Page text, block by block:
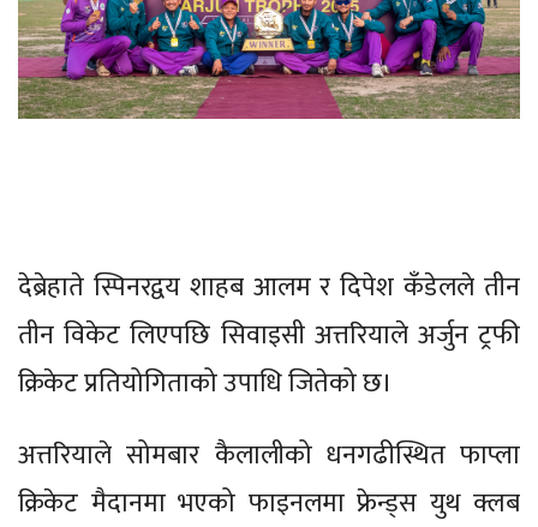
देब्रेहाते स्पिनरद्वय शाहब आलम र दिपेश कँडेलले तीन
तीन विकेट लिएपछि सिवाइसी अत्तरियाले अर्जुन ट्रफी
क्रिकेट प्रतियोगिताको उपाधि जितेको छ।
अत्तरियाले सोमबार कैलालीको धनगढीस्थित फाप्ला
क्रिकेट मैदानमा भएको फाइनलमा फ्रेन्ड्स युथ क्लब